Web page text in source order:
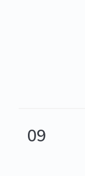
09